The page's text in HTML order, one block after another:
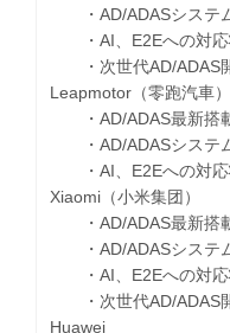
・AD/ADASシステ
・AI、E2Eへの対応
・次世代AD/ADAS
Leapmotor（零跑汽車）
・AD/ADAS最新搭
・AD/ADASシステ
・AI、E2Eへの対応
Xiaomi（小米集团）
・AD/ADAS最新搭
・AD/ADASシステ
・AI、E2Eへの対応
・次世代AD/ADAS
Huawei